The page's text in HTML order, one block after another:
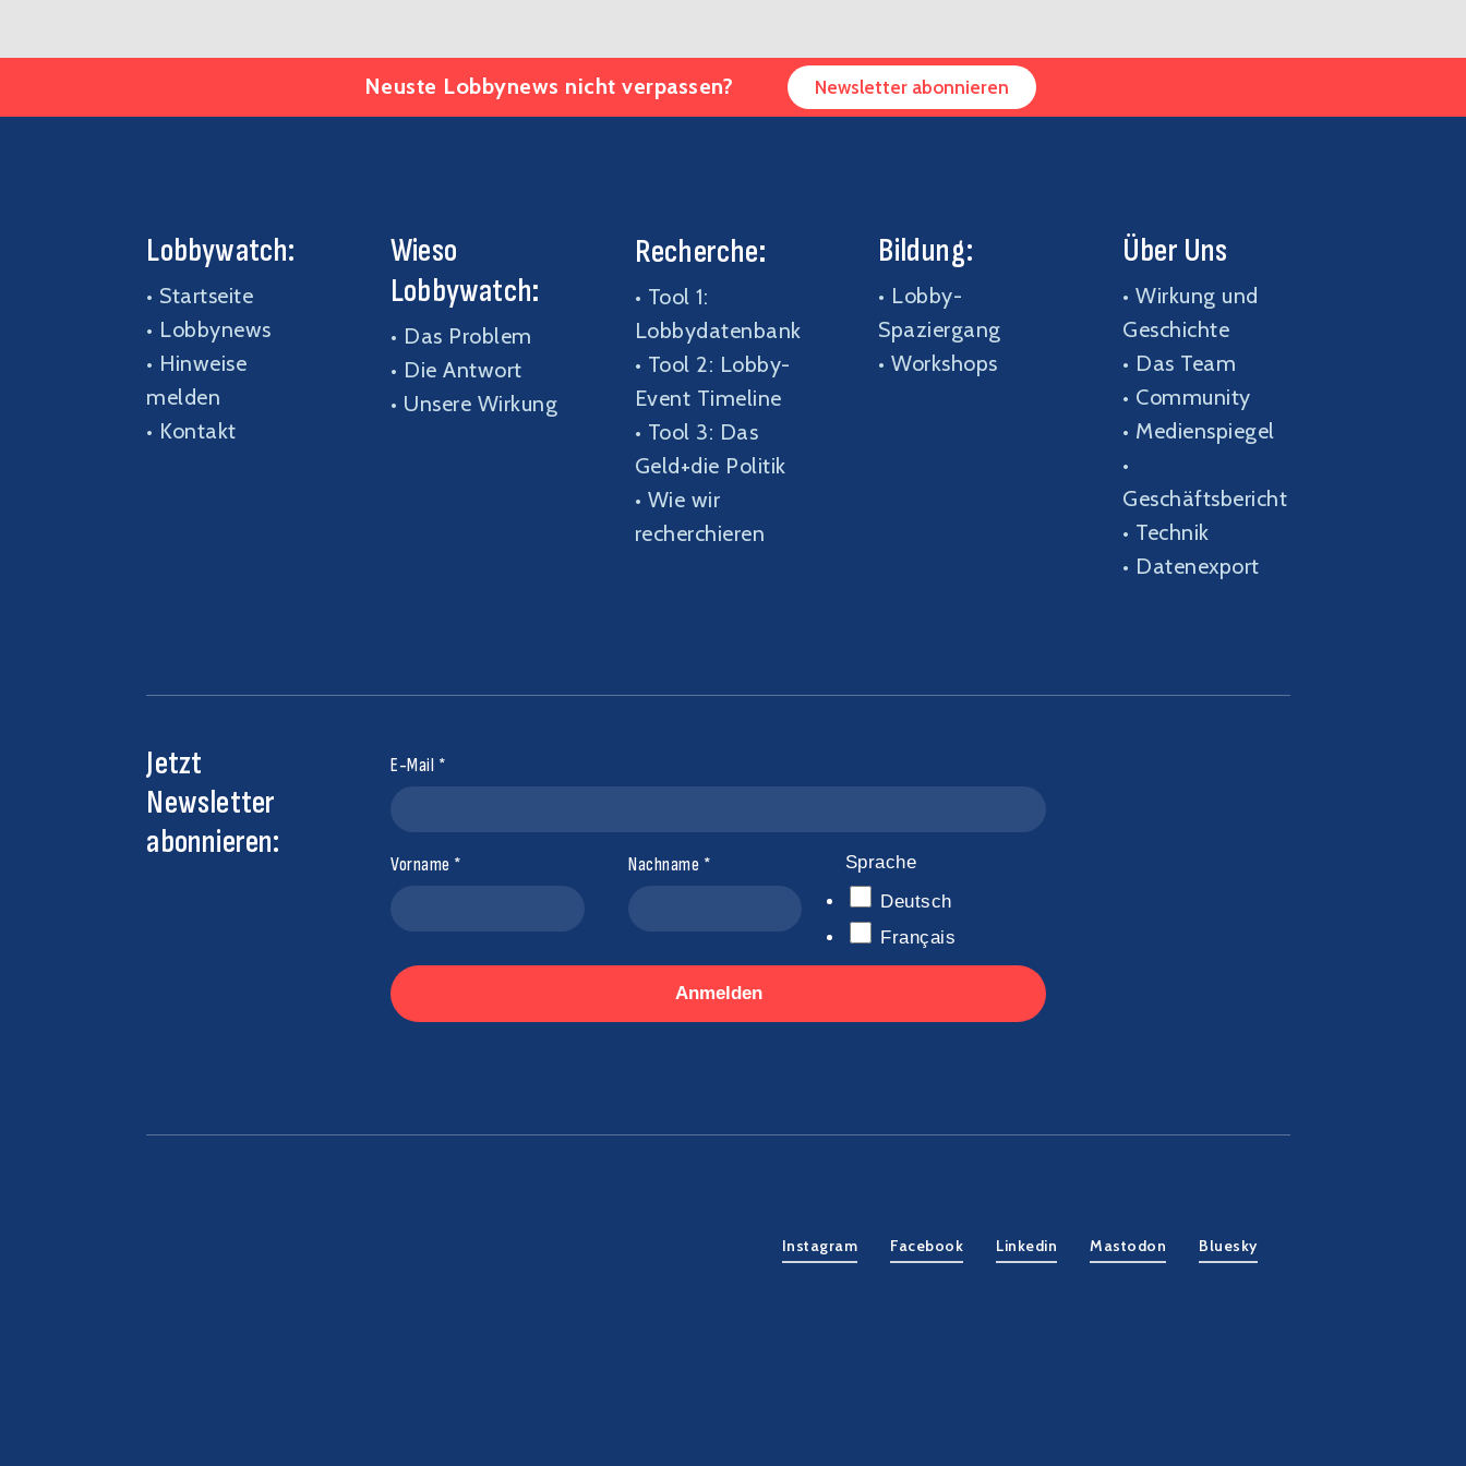
Neuste Lobbynews nicht verpassen? Newsletter abonnieren
Lobbywatch:
• Startseite
• Lobbynews
• Hinweise
melden
• Kontakt
Wieso
Lobbywatch:
• Das Problem
• Die Antwort
• Unsere Wirkung
Recherche:
• Tool 1:
Lobbydatenbank
• Tool 2: Lobby-
Event Timeline
• Tool 3: Das
Geld+die Politik
• Wie wir
recherchieren
Bildung:
• Lobby-
Spaziergang
• Workshops
Über Uns
• Wirkung und
Geschichte
• Das Team
• Community
• Medienspiegel
•
Geschäftsbericht
• Technik
• Datenexport
Jetzt
Newsletter
abonnieren:
E-Mail
Vorname Nachname
Sprache
Deutsch
Français
Anmelden
Instagram Facebook Linkedin Mastodon Bluesky